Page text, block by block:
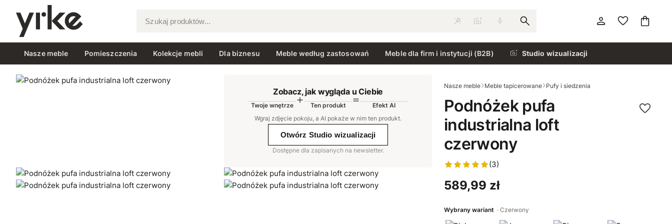
Szukaj produktów...
Nasze meble Pomieszczenia Kolekcje mebli Dla biznesu Meble według zastosowań Meble dla firm i instytucji (B2B) Studio wizualizacji
Zobacz, jak wygląda u Ciebie
Twoje wnętrze Ten produkt
Efekt AI
Wgraj zdjęcie pokoju, a AI pokaże w nim ten produkt.
Otwórz Studio wizualizacji
Dostępne dla zapisanych na newsletter.
Nasze meble Meble tapicerowane Pufy i siedzenia
Podnóżek pufa
industrialna loft
czerwony
(3)
589,99 zł
Wybrany wariant Czerwony